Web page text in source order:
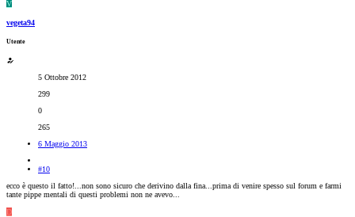
V
vegeta94
Utente
5 Ottobre 2012
299
0
265
6 Maggio 2013
#10
ecco è questo il fatto!...non sono sicuro che derivino dalla fina...prima di venire spesso sul forum e farmi
tante pippe mentali di questi problemi non ne avevo...
D